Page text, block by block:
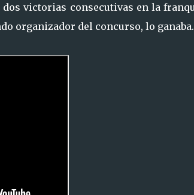
victorias consecutivas en la
organizador del concurso, lo ganaba.